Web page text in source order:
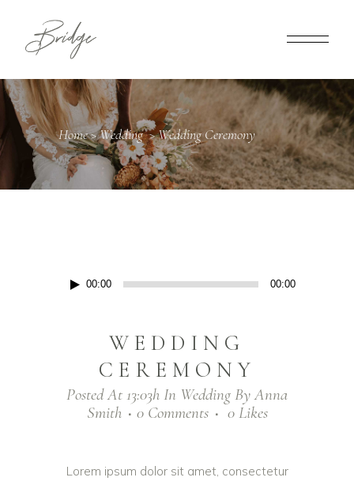
Home>Wedding>Wedding Ceremony
Audio
00:00 00:00
WEDDING
CEREMONY
Posted At 13:03h In Wedding ByAnna
Smith
0 Comments 0 Likes
Lorem ipsum dolor sit amet, consectetur